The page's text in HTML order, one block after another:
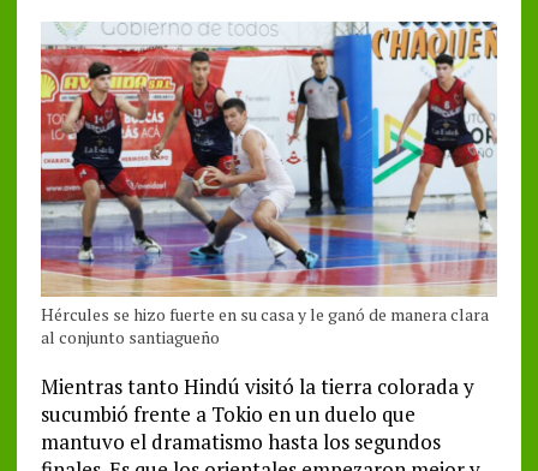
Hércules se hizo fuerte en su casa y le ganó de manera clara
al conjunto santiagueño
Mientras tanto Hindú visitó la tierra colorada y
sucumbió frente a Tokio en un duelo que
mantuvo el dramatismo hasta los segundos